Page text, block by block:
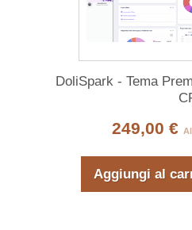
DoliSpark - Tema
249,00 €
Aggiungi al